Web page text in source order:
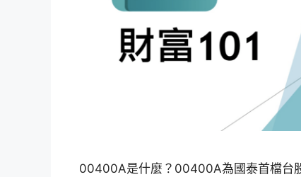
00400A是什麼？00400A為國泰首檔台